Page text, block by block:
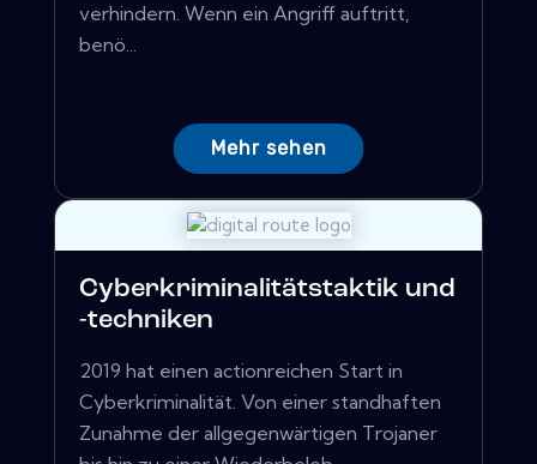
verhindern. Wenn ein Angriff auftritt,
benö...
Mehr sehen
Cyberkriminalitätstaktik und
-techniken
2019 hat einen actionreichen Start in
Cyberkriminalität. Von einer standhaften
Zunahme der allgegenwärtigen Trojaner